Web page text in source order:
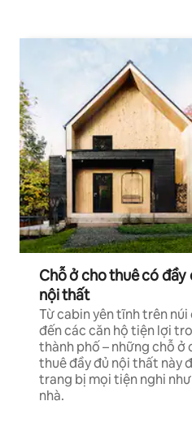
Chỗ ở cho thuê có đầy
nội thất
Từ cabin yên tĩnh trên núi
đến các căn hộ tiện lợi
thành phố – những chỗ ở
thuê đầy đủ nội thất này
trang bị mọi tiện nghi
nhà.